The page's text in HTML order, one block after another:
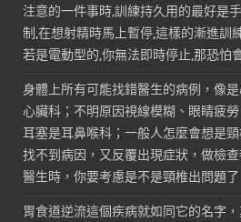
注意的一件事時,訓練持久用的最好是
制,在想射精時馬上暫停,這樣的漸進訓
若是電動型的,你無法即時停止,那恐怕
身體上所有可能找錯醫生的病例，像
心臟科；不明原因視線模糊、眼睛疲
耳塞是耳鼻喉科；一般人怎麼會想是
找不到病因，又反覆出現症狀，做檢
醫生時，你要考慮是不是頸椎出問題了
胃食道逆流這個疾病就如同它的名字